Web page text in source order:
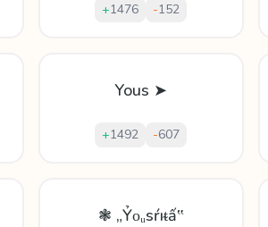
+1476 -152
Yous ➤
+1492 -607
❃ „Ỷᴏᵤsŕıᵵấ‟